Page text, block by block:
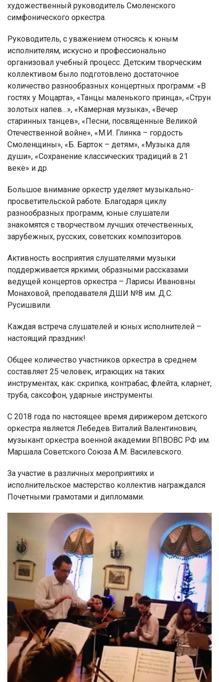
художественный руководитель Смоленского
симфонического оркестра.
Руководитель, с уважением относясь к юным
исполнителям, искусно и профессионально
организовал учебный процесс. Детским творческим
коллективом было подготовлено достаточное
количество разнообразных концертных программ: «В
гостях у Моцарта», «Танцы маленького принца», «Струн
золотых напев…», «Камерная музыка», «Вечер
старинных танцев», «Песни, посвященные Великой
Отечественной войне», «М.И. Глинка – гордость
Смоленщины», «Б. Барток – детям», «Музыка для
души», «Сохранение классических традиций в 21
веке» и др.
Большое внимание оркестр уделяет музыкально-
просветительской работе. Благодаря циклу
разнообразных программ, юные слушатели
знакомятся с творчеством лучших отечественных,
зарубежных, русских, советских композиторов.
Активность восприятия слушателями музыки
поддерживается яркими, образными рассказами
ведущей концертов оркестра – Ларисы Ивановны
Монаховой, преподавателя ДШИ №8 им. Д.С.
Русишвили.
Каждая встреча слушателей и юных исполнителей –
настоящий праздник!
Общее количество участников оркестра в среднем
составляет 25 человек, играющих на таких
инструментах, как: скрипка, контрабас, флейта, кларнет,
труба, саксофон, ударные инструменты.
С 2018 года по настоящее время дирижером детского
оркестра является Лебедев Виталий Валентинович,
музыкант оркестра военной академии ВПВОВС РФ им.
Маршала Советского Союза А.М. Василевского.
За участие в различных мероприятиях и
исполнительское мастерство коллектив награждался
Почетными грамотами и дипломами.